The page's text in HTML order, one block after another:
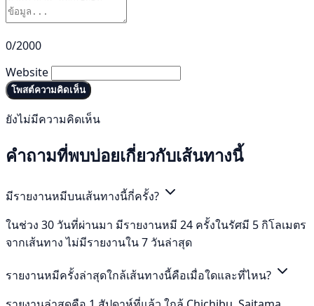
0/2000
Website
โพสต์ความคิดเห็น
ยังไม่มีความคิดเห็น
คำถามที่พบบ่อยเกี่ยวกับเส้นทางนี้
มีรายงานหมีบนเส้นทางนี้กี่ครั้ง?
ในช่วง 30 วันที่ผ่านมา มีรายงานหมี 24 ครั้งในรัศมี 5 กิโลเมตร
จากเส้นทาง ไม่มีรายงานใน 7 วันล่าสุด
รายงานหมีครั้งล่าสุดใกล้เส้นทางนี้คือเมื่อใดและที่ไหน?